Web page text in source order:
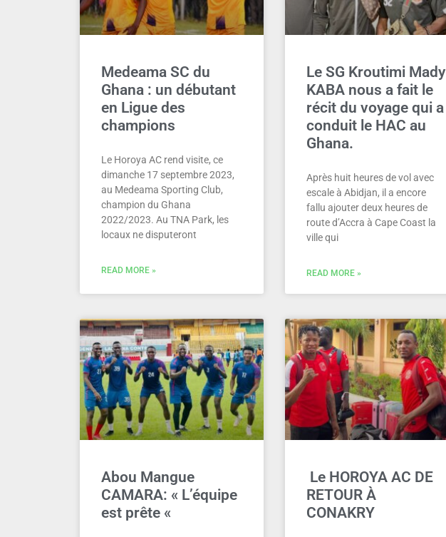
Medeama SC du
Ghana : un débutant
en Ligue des
champions
Le Horoya AC rend visite, ce
dimanche 17 septembre 2023,
au Medeama Sporting Club,
champion du Ghana
2022/2023. Au TNA Park, les
locaux ne disputeront
READ MORE »
Le SG Kroutimi Mady
KABA nous a fait le
récit du voyage qui a
conduit le HAC au
Ghana.
Après huit heures de vol avec
escale à Abidjan, il a encore
fallu ajouter deux heures de
route d’Accra à Cape Coast la
ville qui
READ MORE »
Abou Mangue
CAMARA: « L’équipe
est prête «
Le HOROYA AC DE
RETOUR À
CONAKRY